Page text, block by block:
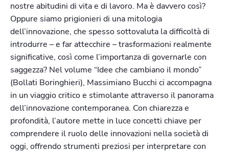
nostre abitudini di vita e di lavoro. Ma è davvero così?
Oppure siamo prigionieri di una mitologia
dell’innovazione, che spesso sottovaluta la difficoltà di
introdurre – e far attecchire – trasformazioni realmente
significative, così come l’importanza di governarle con
saggezza? Nel volume “Idee che cambiano il mondo”
(Bollati Boringhieri), Massimiano Bucchi ci accompagna
in un viaggio critico e stimolante attraverso il panorama
dell’innovazione contemporanea. Con chiarezza e
profondità, l’autore mette in luce concetti chiave per
comprendere il ruolo delle innovazioni nella società di
oggi, offrendo strumenti preziosi per interpretare con